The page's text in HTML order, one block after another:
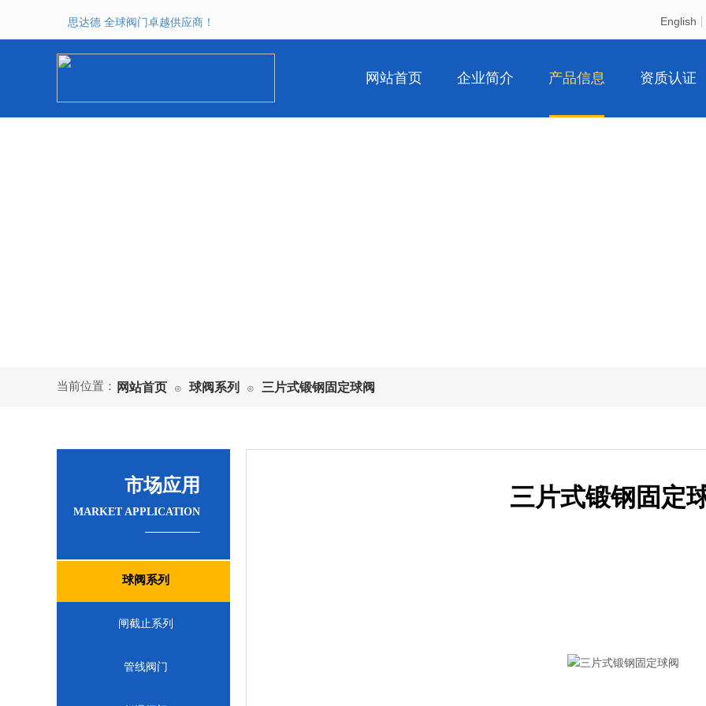
思达德 全球阀门卓越供应商！ English
网站首页 企业简介 产品信息 资质认证
网站首页 ⊙ 球阀系列 ⊙ 三片式锻钢固定球阀
当前位置：
三片式锻钢固定
MARKET APPLICATION
市场应用
球阀系列
闸截止系列
管线阀门